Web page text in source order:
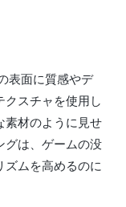
表面に質感やデ
クスチャを使用し
素材のように見せ
グは、ゲームの没
ズムを高めるのに